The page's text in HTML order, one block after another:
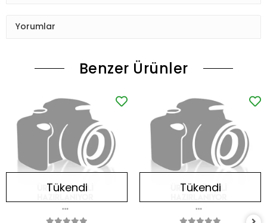
Yorumlar
Benzer Ürünler
Tükendi Tükendi